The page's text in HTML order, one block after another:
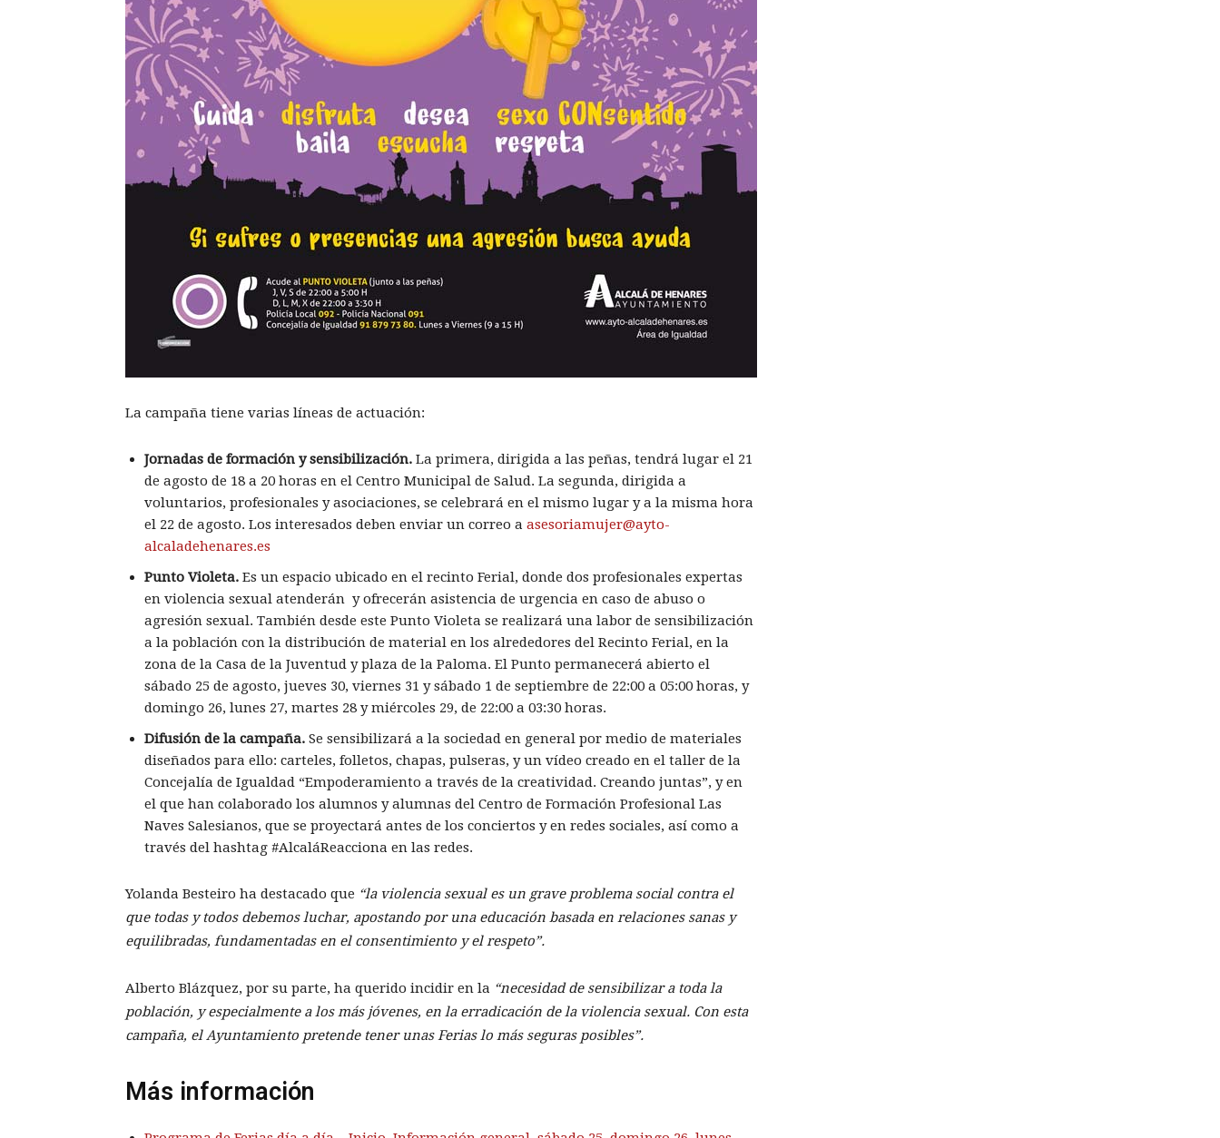
La campaña tiene varias líneas de actuación:
Jornadas de formación y sensibilización. La primera, dirigida a las peñas, tendrá lugar el 21
de agosto de 18 a 20 horas en el Centro Municipal de Salud. La segunda, dirigida a
voluntarios, profesionales y asociaciones, se celebrará en el mismo lugar y a la misma hora
el 22 de agosto. Los interesados deben enviar un correo a asesoriamujer@ayto-
alcaladehenares.es
Punto Violeta. Es un espacio ubicado en el recinto Ferial, donde dos profesionales expertas
en violencia sexual atenderán y ofrecerán asistencia de urgencia en caso de abuso o
agresión sexual. También desde este Punto Violeta se realizará una labor de sensibilización
a la población con la distribución de material en los alrededores del Recinto Ferial, en la
zona de la Casa de la Juventud y plaza de la Paloma. El Punto permanecerá abierto el
sábado 25 de agosto, jueves 30, viernes 31 y sábado 1 de septiembre de 22:00 a 05:00 horas, y
domingo 26, lunes 27, martes 28 y miércoles 29, de 22:00 a 03:30 horas.
Difusión de la campaña. Se sensibilizará a la sociedad en general por medio de materiales
diseñados para ello: carteles, folletos, chapas, pulseras, y un vídeo creado en el taller de la
Concejalía de Igualdad “Empoderamiento a través de la creatividad. Creando juntas”, y en
el que han colaborado los alumnos y alumnas del Centro de Formación Profesional Las
Naves Salesianos, que se proyectará antes de los conciertos y en redes sociales, así como a
través del hashtag #AlcaláReacciona en las redes.
Yolanda Besteiro ha destacado que “la violencia sexual es un grave problema social contra el
que todas y todos debemos luchar, apostando por una educación basada en relaciones sanas y
equilibradas, fundamentadas en el consentimiento y el respeto”.
Alberto Blázquez, por su parte, ha querido incidir en la “necesidad de sensibilizar a toda la
población, y especialmente a los más jóvenes, en la erradicación de la violencia sexual. Con esta
campaña, el Ayuntamiento pretende tener unas Ferias lo más seguras posibles”.
Más información